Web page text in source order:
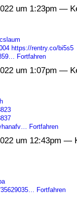
um 1:23pm —
https://rentry.co/bi5s5
Fortfahren
um 1:07pm —
Fortfahren
um 12:43pm —
Fortfahren